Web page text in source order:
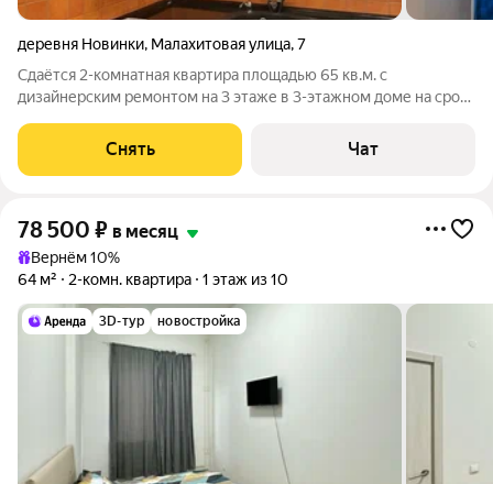
деревня Новинки, Малахитовая улица,7
Сдаётся 2-комнатная квартира площадью 65 кв.м. с
дизайнерским ремонтом на 3 этаже в 3-этажном доме на срок
Холодильник Дом - монолитный, окна выходят на улицу.
Коммунальные услуги по счетчикам
Снять Чат
78 500 ₽ в месяц
Вернём 10%
64 м²
2-комн. квартира 1 этаж из 10
3D-тур новостройка